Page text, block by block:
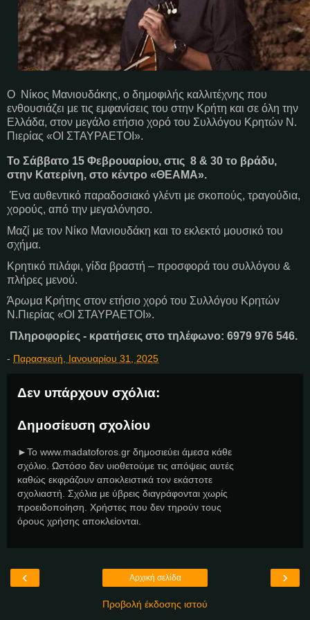
Ο Νίκος Μανιουδάκης, ο δημοφιλής καλλιτέχνης που
ενθουσιάζει με τις εμφανίσεις του στην Κρήτη και σε όλη την
Ελλάδα, στον μεγάλο ετήσιο χορό του Συλλόγου Κρητών Ν.
Πιερίας «ΟΙ ΣΤΑΥΡΑΕΤΟΙ».
Το Σάββατο 15 Φεβρουαρίου, στις 8 & 30 το βράδυ,
στην Κατερίνη, στο κέντρο «ΘΕΑΜΑ».
Ένα αυθεντικό παραδοσιακό γλέντι με σκοπούς, τραγούδια,
χορούς, από την μεγαλόνησο.
Μαζί με τον Νίκο Μανιουδάκη και το εκλεκτό μουσικό του
σχήμα.
Κρητικό πιλάφι, γίδα βραστή – προσφορά του συλλόγου &
πλήρες μενού.
Άρωμα Κρήτης στον ετήσιο χορό του Συλλόγου Κρητών
Ν.Πιερίας «ΟΙ ΣΤΑΥΡΑΕΤΟΙ».
Πληροφορίες - κρατήσεις στο τηλέφωνο: 6979 976 546.
- Παρασκευή, Ιανουαρίου 31, 2025
Δεν υπάρχουν σχόλια:
Δημοσίευση σχολίου
►Το www.madatoforos.gr δημοσιεύει άμεσα κάθε
σχόλιο. Ωστόσο δεν υιοθετούμε τις απόψεις αυτές
καθώς εκφράζουν αποκλειστικά τον εκάστοτε
σχολιαστή. Σχόλια με ύβρεις διαγράφονται χωρίς
προειδοποίηση. Χρήστες που δεν τηρούν τους
όρους χρήσης αποκλείονται.
‹ ›
Αρχική σελίδα
Προβολή έκδοσης ιστού